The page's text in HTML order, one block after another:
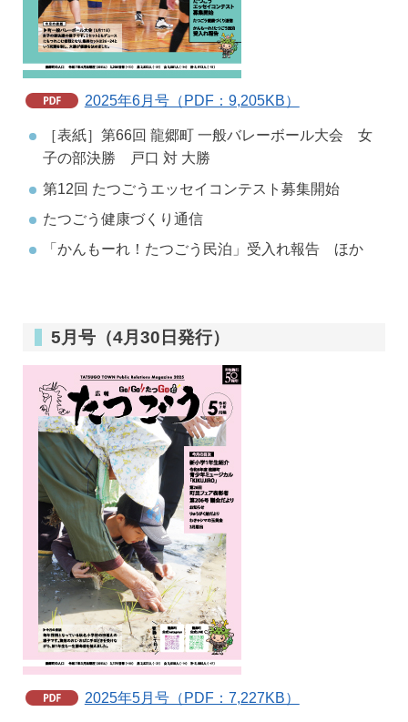
2025年6月号（PDF：9,205KB）
［表紙］第66回 龍郷町 一般バレーボール大会 女
子の部決勝 戸口 対 大勝
第12回 たつごうエッセイコンテスト募集開始
たつごう健康づくり通信
「かんもーれ！たつごう民泊」受入れ報告 ほか
5月号（4月30日発行）
2025年5月号（PDF：7,227KB）